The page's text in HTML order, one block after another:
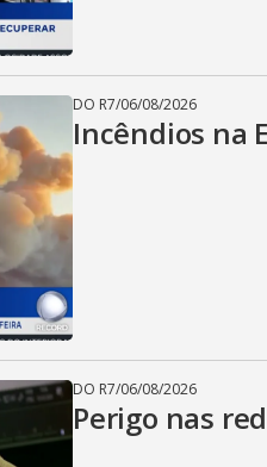
DO R7/06/08/2026
Incêndios na
DO R7/06/08/2026
Perigo nas